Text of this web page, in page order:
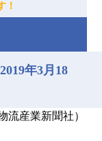
！
年3月18
流産業新聞社）